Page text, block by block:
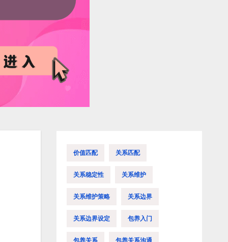
价值匹配 关系匹配
关系稳定性 关系维护
关系维护策略 关系边界
关系边界设定 包养入门
包养关系 包养关系沟通